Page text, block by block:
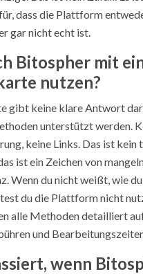
dass die Plattform
gar nicht echt ist.
Bitospher mit
nutzen?
gibt keine klare Antwort
unterstützt werden.
keine Links. Das ist kein
ist ein Zeichen von
Wenn du nicht weißt, wie
du die Plattform nicht
alle Methoden detailliert
und
wenn